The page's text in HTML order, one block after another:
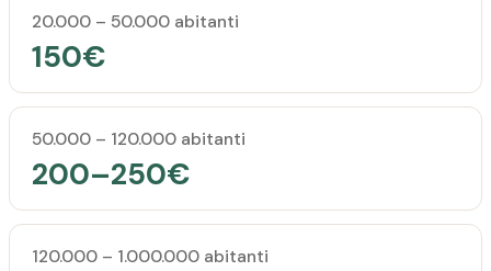
20.000 – 50.000 abitanti
150€
50.000 – 120.000 abitanti
200–250€
120.000 – 1.000.000 abitanti